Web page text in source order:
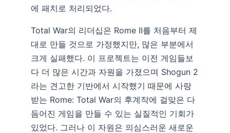
에 패치로 처리되었다.
Total War의 리더십은 Rome II를 처음부터 제
대로 만들 것으로 가정했지만, 많은 부분에서
크게 실패했다. 이 프로젝트는 이전 게임들보
다 더 많은 시간과 자원을 가졌으며 Shogun 2
라는 견고한 기반에서 시작했기 때문에 사랑
받는 Rome: Total War의 후계작에 걸맞은 다
듬어진 게임을 만들 수 있는 실질적인 기회가
있었다. 그러나 이 자원은 의심스러운 새로운